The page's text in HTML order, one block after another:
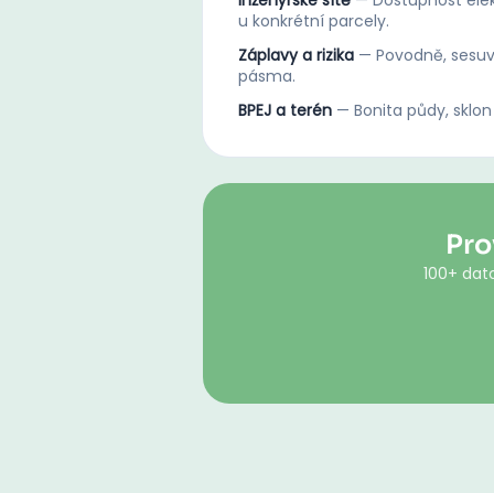
u konkrétní parcely.
Záplavy a rizika — Povodně,
pásma.
BPEJ a terén — Bonita půdy,
100+